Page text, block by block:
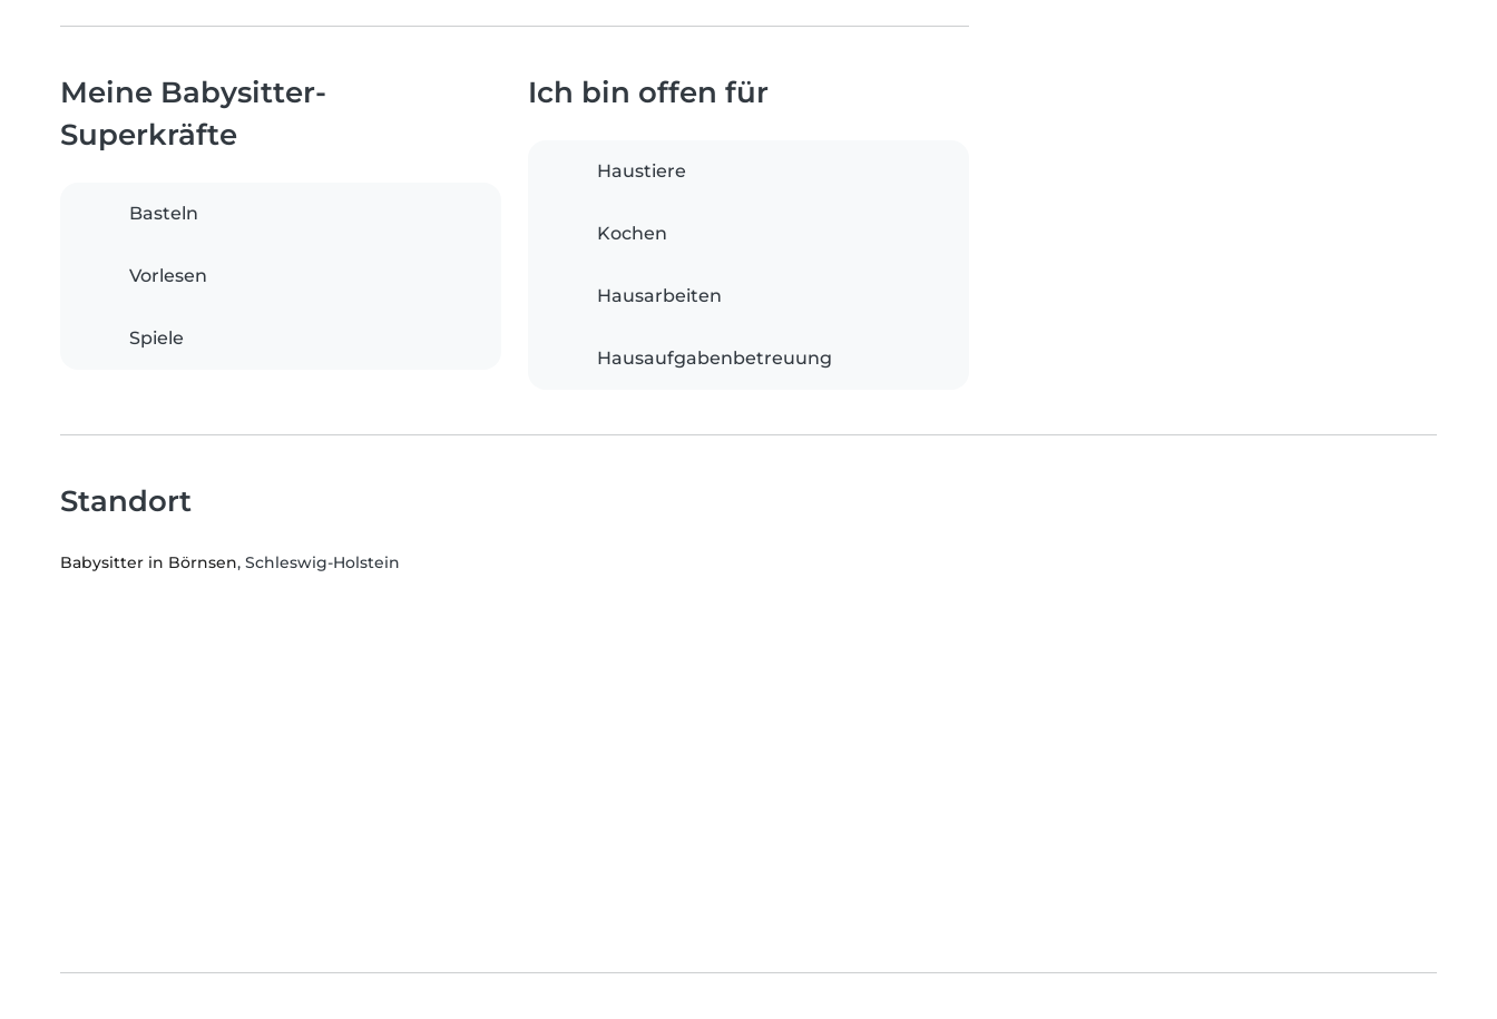
Meine Babysitter-
Superkräfte
Basteln
Vorlesen
Spiele
Ich bin offen für
Haustiere
Kochen
Hausarbeiten
Hausaufgabenbetreuung
Standort
Babysitter in Börnsen, Schleswig-Holstein